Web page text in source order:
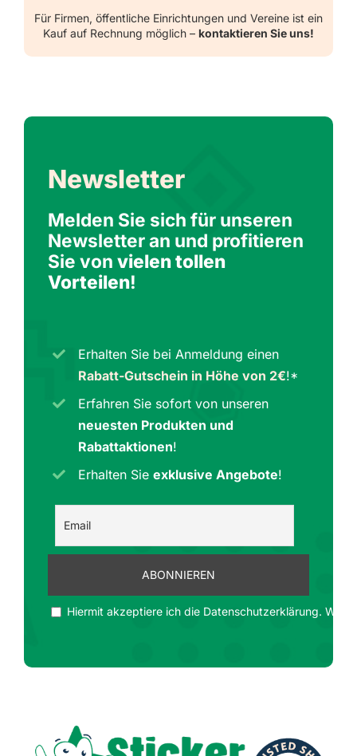
Für Firmen, öffentliche Einrichtungen und Vereine ist ein
Kauf auf Rechnung möglich – kontaktieren Sie uns!
Newsletter
Melden Sie sich für unseren
Newsletter an und profitieren
Sie von vielen tollen
Vorteilen!
Erhalten Sie bei Anmeldung einen
Rabatt-Gutschein in Höhe von 2€!*
Erfahren Sie sofort von unseren
neuesten Produkten und
Rabattaktionen!
Erhalten Sieexklusive Angebote!
Hiermit akzeptiere ich die Datenschutzerklärung. Wir